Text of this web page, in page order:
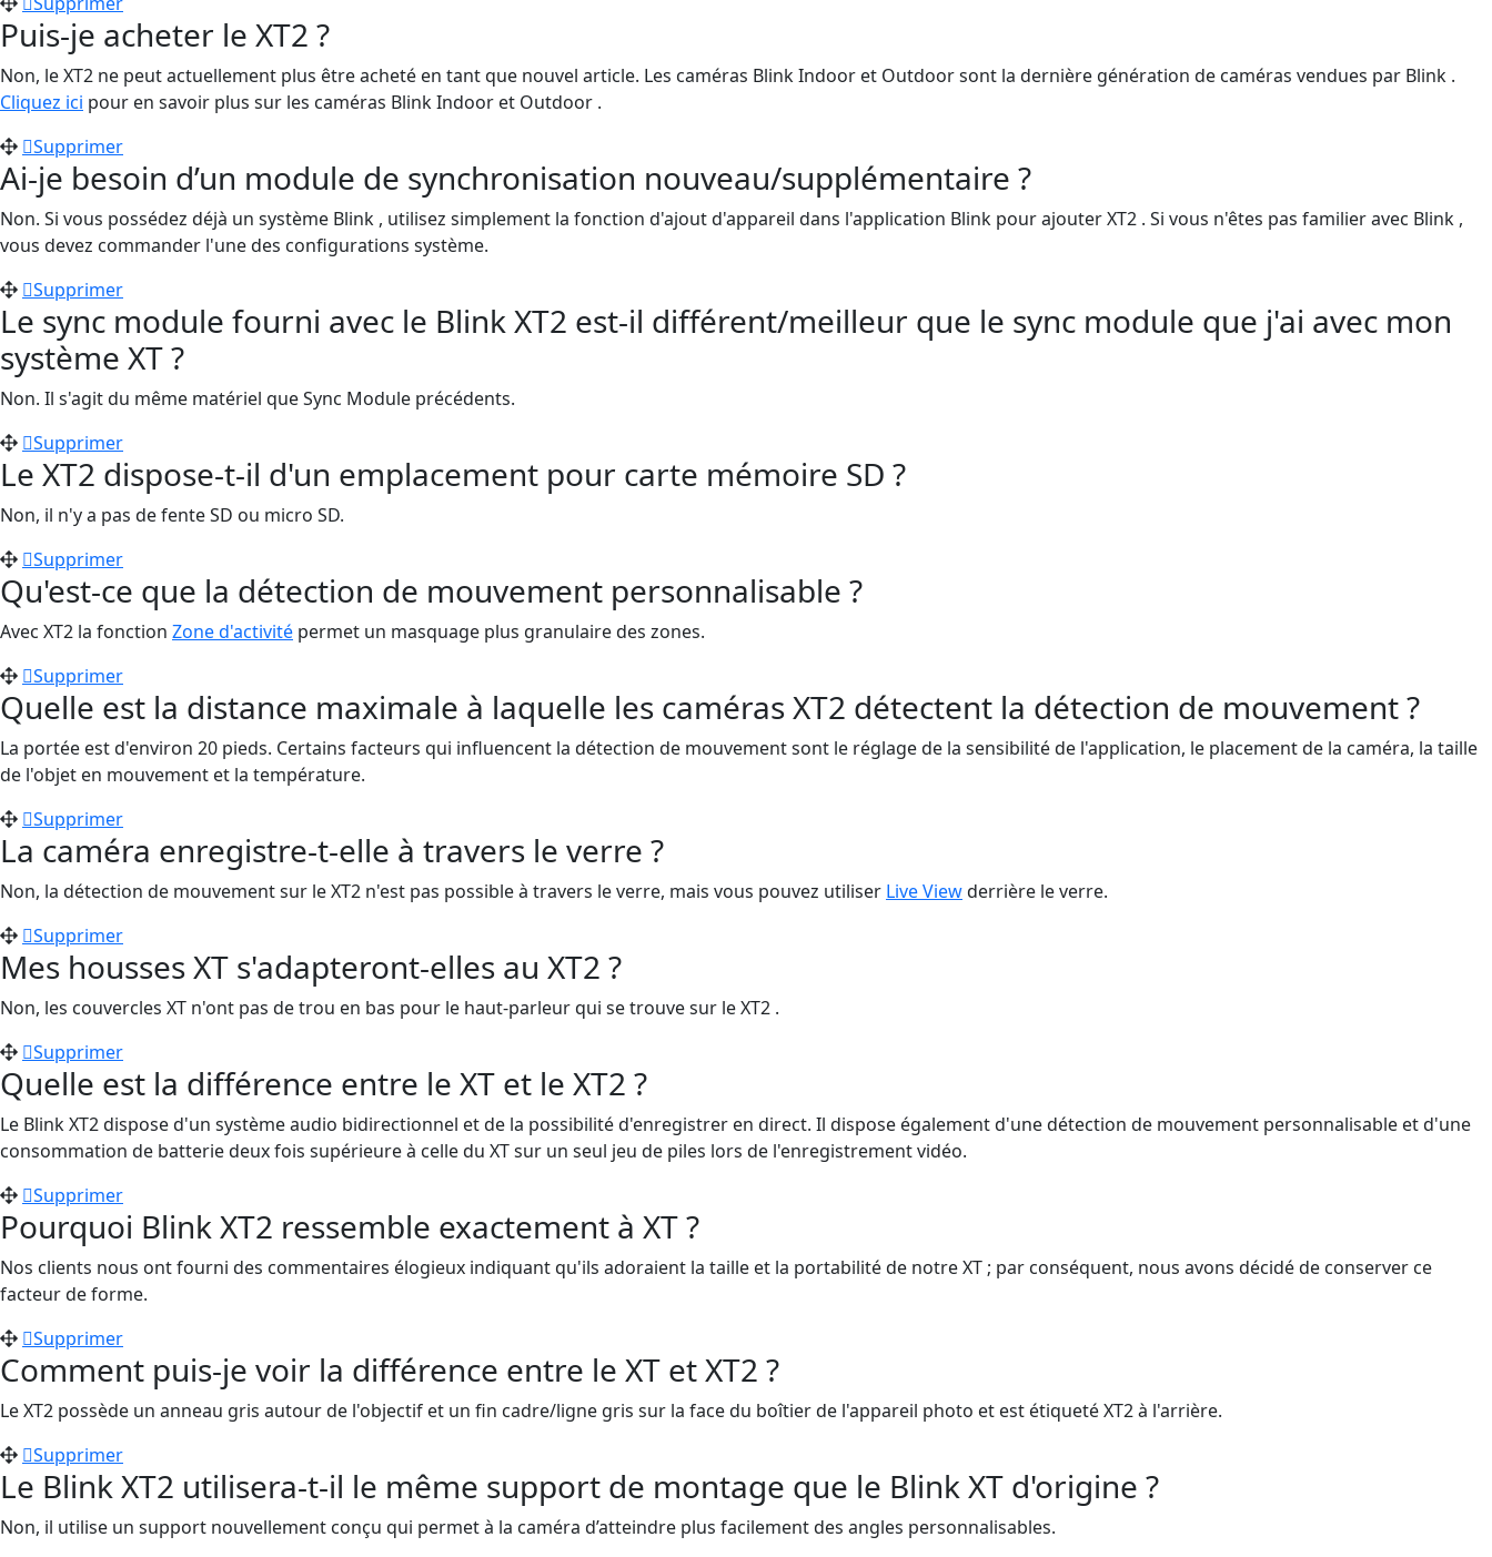
Puis-je acheter le XT2 ?
Non, le XT2 ne peut actuellement plus être acheté en tant que nouvel article. Les caméras Blink Indoor et Outdoor sont la dernière génération de caméras vendues par Blink .
Cliquez ici pour en savoir plus sur les caméras Blink Indoor et Outdoor .
Supprimer
Ai-je besoin d’un module de synchronisation nouveau/supplémentaire ?
Non. Si vous possédez déjà un système Blink , utilisez simplement la fonction d'ajout d'appareil dans l'application Blink pour ajouter XT2 . Si vous n'êtes pas familier avec Blink ,
vous devez commander l'une des configurations système.
Supprimer
Le sync module fourni avec le Blink XT2 est-il différent/meilleur que le sync module que j'ai avec mon
système XT ?
Non. Il s'agit du même matériel que Sync Module précédents.
Supprimer
Le XT2 dispose-t-il d'un emplacement pour carte mémoire SD ?
Non, il n'y a pas de fente SD ou micro SD.
Supprimer
Qu'est-ce que la détection de mouvement personnalisable ?
Avec XT2 la fonction Zone d'activité permet un masquage plus granulaire des zones.
Supprimer
Quelle est la distance maximale à laquelle les caméras XT2 détectent la détection de mouvement ?
La portée est d'environ 20 pieds. Certains facteurs qui influencent la détection de mouvement sont le réglage de la sensibilité de l'application, le placement de la caméra, la taille
de l'objet en mouvement et la température.
Supprimer
La caméra enregistre-t-elle à travers le verre ?
Non, la détection de mouvement sur le XT2 n'est pas possible à travers le verre, mais vous pouvez utiliser Live Viewderrière le verre.
Supprimer
Mes housses XT s'adapteront-elles au XT2 ?
Non, les couvercles XT n'ont pas de trou en bas pour le haut-parleur qui se trouve sur le XT2 .
Supprimer
Quelle est la différence entre le XT et le XT2 ?
Le Blink XT2 dispose d'un système audio bidirectionnel et de la possibilité d'enregistrer en direct. Il dispose également d'une détection de mouvement personnalisable et d'une
consommation de batterie deux fois supérieure à celle du XT sur un seul jeu de piles lors de l'enregistrement vidéo.
Supprimer
Pourquoi Blink XT2 ressemble exactement à XT ?
Nos clients nous ont fourni des commentaires élogieux indiquant qu'ils adoraient la taille et la portabilité de notre XT ; par conséquent, nous avons décidé de conserver ce
facteur de forme.
Supprimer
Comment puis-je voir la différence entre le XT et XT2 ?
Le XT2 possède un anneau gris autour de l'objectif et un fin cadre/ligne gris sur la face du boîtier de l'appareil photo et est étiqueté XT2 à l'arrière.
Supprimer
Le Blink XT2 utilisera-t-il le même support de montage que le Blink XT d'origine ?
Non, il utilise un support nouvellement conçu qui permet à la caméra d’atteindre plus facilement des angles personnalisables.